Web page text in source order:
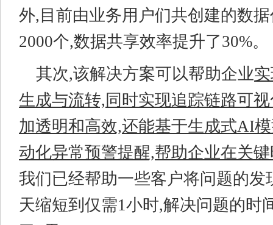
外,目前由业务用户们共创建的数
2000个,数据共享效率提升了30%。
其次,该解决方案可以帮助企业
生成与流转,同时实现追踪链路可
加透明和高效,还能基于生成式AI
动化异常预警提醒,帮助企业在关
我们已经帮助一些客户将问题的发
天缩短到仅需1小时,解决问题的时